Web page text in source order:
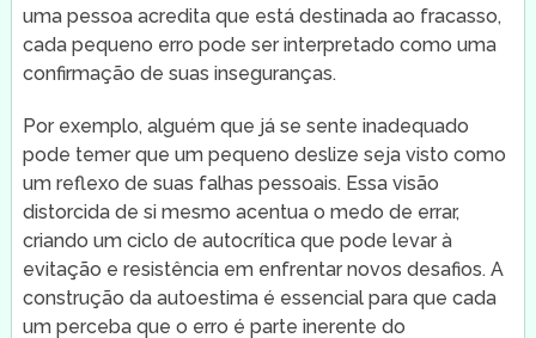
uma pessoa acredita que está destinada ao fracasso,
cada pequeno erro pode ser interpretado como uma
confirmação de suas inseguranças.
Por exemplo, alguém que já se sente inadequado
pode temer que um pequeno deslize seja visto como
um reflexo de suas falhas pessoais. Essa visão
distorcida de si mesmo acentua o medo de errar,
criando um ciclo de autocrítica que pode levar à
evitação e resistência em enfrentar novos desafios. A
construção da autoestima é essencial para que cada
um perceba que o erro é parte inerente do